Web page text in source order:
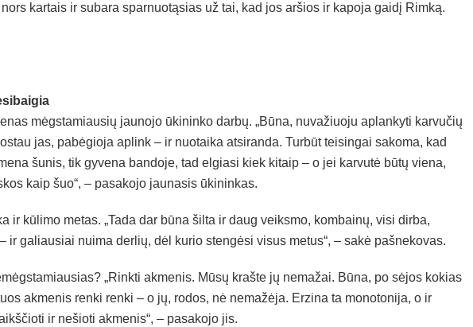
kartais ir subara sparnuotąsias už tai, kad jos aršios ir kapoja gaidį Rimką.
mėgstamiausių jaunojo ūkininko darbų. „Būna, nuvažiuoju aplankyti karvučių
jas, pabėgioja aplink – ir nuotaika atsiranda. Turbūt teisingai sakoma, kad
šunis, tik gyvena bandoje, tad elgiasi kiek kitaip – o jei karvutė būtų viena,
kaip šuo“, – pasakojo jaunasis ūkininkas.
ir kūlimo metas. „Tada dar būna šilta ir daug veiksmo, kombainų, visi dirba,
ir galiausiai nuima derlių, dėl kurio stengėsi visus metus“, – sakė pašnekovas.
„Rinkti akmenis. Mūsų krašte jų nemažai. Būna, po sėjos kokias
akmenis renki renki – o jų, rodos, nė nemažėja. Erzina ta monotonija, o ir
ir nešioti akmenis“, – pasakojo jis.